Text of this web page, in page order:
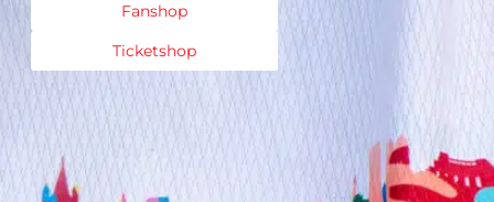
Fanshop
Ticketshop